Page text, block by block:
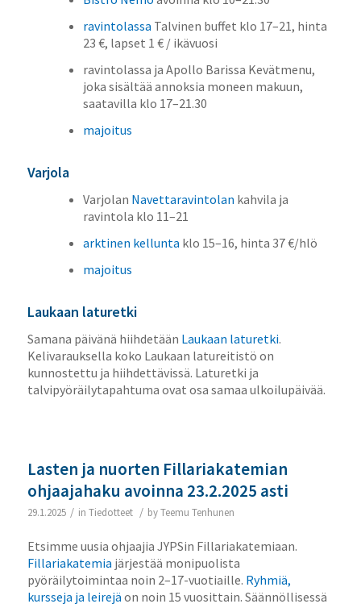
ravintolassa Talvinen buffet klo 17–21, hinta
23 €, lapset 1 € / ikävuosi
ravintolassa ja Apollo Barissa Kevätmenu,
joka sisältää annoksia moneen makuun,
saatavilla klo 17–21.30
majoitus
Varjola
Varjolan Navettaravintolan kahvila ja
ravintola klo 11–21
arktinen kellunta klo 15–16, hinta 37 €/hlö
majoitus
Laukaan laturetki
Samana päivänä hiihdetään Laukaan laturetki.
Kelivarauksella koko Laukaan latureitistö on
kunnostettu ja hiihdettävissä. Laturetki ja
talvipyöräilytapahtuma ovat osa samaa ulkoilupäivää.
Lasten ja nuorten Fillariakatemian
ohjaajahaku avoinna 23.2.2025 asti
29.1.2025 / in Tiedotteet / byTeemu Tenhunen
Etsimme uusia ohjaajia JYPSin Fillariakatemiaan.
Fillariakatemia järjestää monipuolista
pyöräilytoimintaa noin 2–17-vuotiaille. Ryhmiä,
kursseja ja leirejä on noin 15 vuosittain. Säännöllisessä